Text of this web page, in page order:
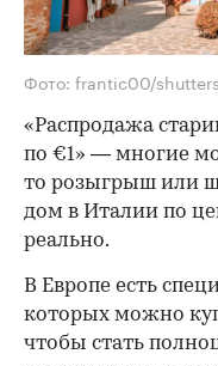
Фото: frantic00/
«Распродажа
по €1» — многие
то розыгрыш или
дом в Италии по
реально.
В Европе есть
которых можно
чтобы стать